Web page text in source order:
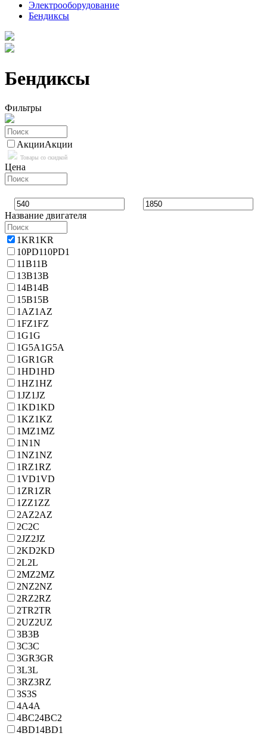
Электрооборудование
Бендиксы
Бендиксы
Фильтры
АкцииАкции
Товары со скидкой
Цена
Название двигателя
1KR1KR
10PD110PD1
11B11B
13B13B
14B14B
15B15B
1AZ1AZ
1FZ1FZ
1G1G
1G5A1G5A
1GR1GR
1HD1HD
1HZ1HZ
1JZ1JZ
1KD1KD
1KZ1KZ
1MZ1MZ
1N1N
1NZ1NZ
1RZ1RZ
1VD1VD
1ZR1ZR
1ZZ1ZZ
2AZ2AZ
2C2C
2JZ2JZ
2KD2KD
2L2L
2MZ2MZ
2NZ2NZ
2RZ2RZ
2TR2TR
2UZ2UZ
3B3B
3C3C
3GR3GR
3L3L
3RZ3RZ
3S3S
4A4A
4BC24BC2
4BD14BD1